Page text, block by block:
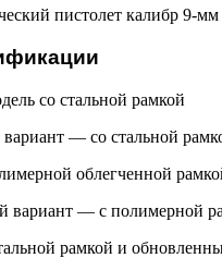
со стальной рамкой
— со стальной
облегченной
— с полимерной
рамкой и